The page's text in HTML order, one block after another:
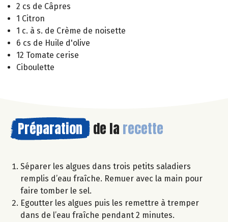
2 cs de Câpres
1 Citron
1 c. à s. de Crème de noisette
6 cs de Huile d'olive
12 Tomate cerise
Ciboulette
Préparation de la recette
Séparer les algues dans trois petits saladiers
remplis d’eau fraîche. Remuer avec la main pour
faire tomber le sel.
Egoutter les algues puis les remettre à tremper
dans de l’eau fraîche pendant 2 minutes.